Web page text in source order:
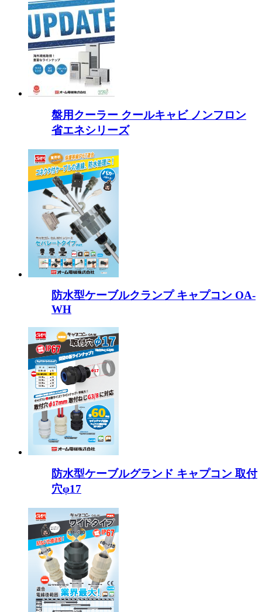
盤用クーラー クールキャビ ノンフロン
省エネシリーズ
防水型ケーブルクランプ キャプコン OA-
WH
防水型ケーブルグランド キャプコン 取付
穴φ17